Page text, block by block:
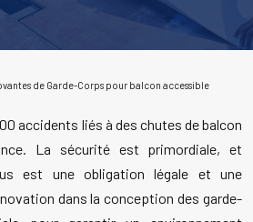
de Garde-Corps pour balcon accessible
accidents liés à des chutes de balcon
La sécurité est primordiale, et
est une obligation légale et une
dans la conception des garde-